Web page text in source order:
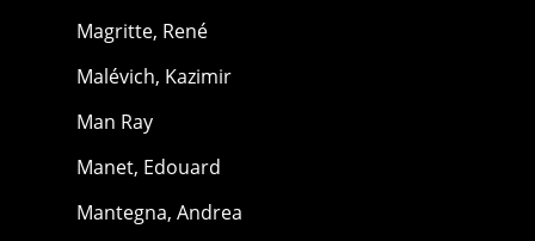
Magritte, René
Malévich, Kazimir
Man Ray
Manet, Edouard
Mantegna, Andrea